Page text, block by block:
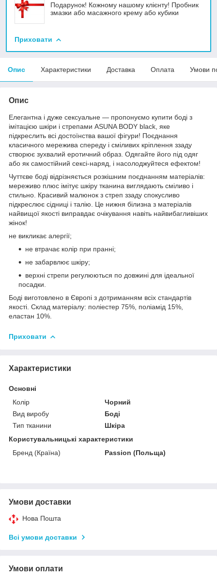
Подарунок! Кожному нашому клієнту! Пробник
змазки або масажного крему або кубики
Приховати
Опис Характеристики Доставка Оплата Умови
Опис
Елегантна і дуже сексуальне — пропонуємо купити боді з
імітацією шкіри і стрепами ASUNA BODY black, яке
підкреслить всі достоїнства вашої фігури! Поєднання
класичного мережива спереду і сміливих кріплення ззаду
створює зухвалий еротичний образ. Одягайте його під одяг
або як самостійний сексі-наряд, і насолоджуйтеся ефектом!
Чуттєве боді відрізняється розкішним поєднанням матеріалів:
мереживо плюс імітує шкіру тканина виглядають сміливо і
стильно. Красивий малюнок з стреп ззаду спокусливо
підкреслює сідниці і талію. Це нижня білизна з матеріалів
найвищої якості виправдає очікування навіть найвибагливіших
жінок!
не викликає алергії;
не втрачає колір при пранні;
не забарвлює шкіру;
верхні стрепи регулюються по довжині для ідеальної
посадки.
Боді виготовлено в Європі з дотриманням всіх стандартів
якості. Склад матеріалу: поліестер 75%, поліамід 15%,
еластан 10%.
Приховати
Характеристики
Основні
Колір
Чорний
Вид виробу
Боді
Тип тканини
Шкіра
Користувальницькі характеристики
Бренд (Країна)
Passion (Польща)
Умови доставки
Нова Пошта
Всі умови доставки
Умови оплати